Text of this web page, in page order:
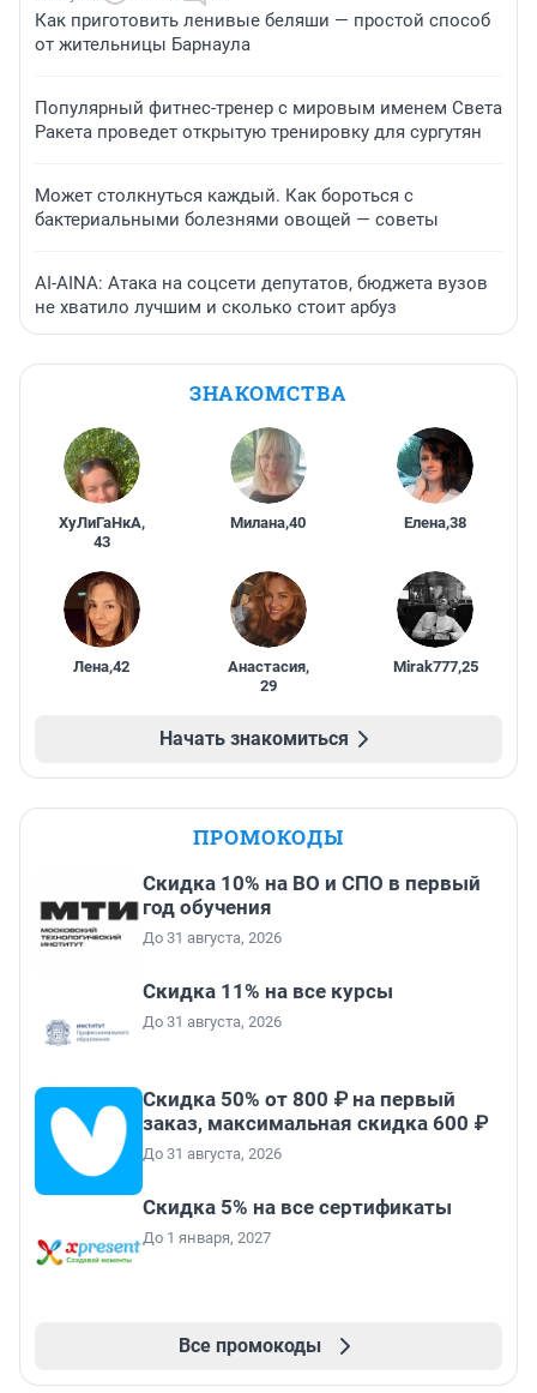
Как приготовить ленивые беляши — простой способ
от жительницы Барнаула
Популярный фитнес-тренер с мировым именем Света
Ракета проведет открытую тренировку для сургутян
Может столкнуться каждый. Как бороться с
бактериальными болезнями овощей — советы
AI-AINA: Атака на соцсети депутатов, бюджета вузов
не хватило лучшим и сколько стоит арбуз
ЗНАКОМСТВА
ХуЛиГаНкА,
43
Милана,40 Елена,38
Лена,42 Анастасия,
29
Mirak777,25
Начать знакомиться
ПРОМОКОДЫ
Скидка 10% на ВО и СПО в первый
год обучения
До 31 августа, 2026
Скидка 11% на все курсы
До 31 августа, 2026
Скидка 50% от 800 ₽ на первый
заказ, максимальная скидка 600 ₽
До 31 августа, 2026
Скидка 5% на все сертификаты
До 1 января, 2027
Все промокоды